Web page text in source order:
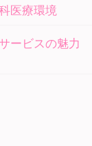
医療環境
ービスの魅力